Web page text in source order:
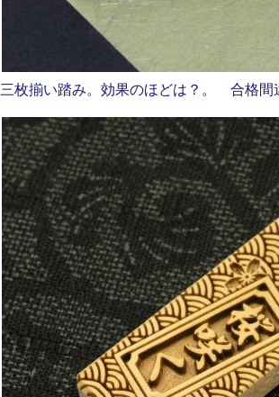
三枚揃い踏み。効果のほどは？。 合格間